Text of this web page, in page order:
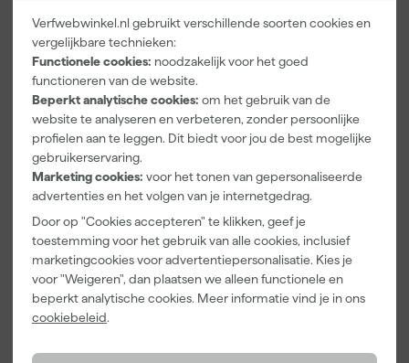
Verfwebwinkel.nl gebruikt verschillende soorten cookies en
vergelijkbare technieken:
Functionele cookies: noodzakelijk voor het goed
functioneren van de website.
Beperkt analytische cookies: om het gebruik van de
website te analyseren en verbeteren, zonder persoonlijke
profielen aan te leggen. Dit biedt voor jou de best mogelijke
gebruikerservaring.
Marketing cookies: voor het tonen van gepersonaliseerde
advertenties en het volgen van je internetgedrag.
Door op "Cookies accepteren" te klikken, geef je
toestemming voor het gebruik van alle cookies, inclusief
marketingcookies voor advertentiepersonalisatie. Kies je
voor "Weigeren", dan plaatsen we alleen functionele en
beperkt analytische cookies. Meer informatie vind je in ons
cookiebeleid.
Paintura
Lucamax
Washi tape -
50mx24mm
Morgen
bezorgd
Adviesprijs 6,00
3,99
incl. BTW
Farrow & Ball
F&B
Kleurenwaaie
r
Morgen
bezorgd
22,00
incl. BTW
And Go
18cm Roller -
Inzetemmers
en deksel
Morgen
bezorgd
10,99
incl. BTW